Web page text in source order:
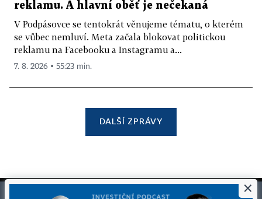
reklamu. A hlavní oběť je nečekaná
V Podpásovce se tentokrát věnujeme tématu, o kterém
se vůbec nemluví. Meta začala blokovat politickou
reklamu na Facebooku a Instagramu a...
7. 8. 2026 ▪ 55:23 min.
DALŠÍ ZPRÁVY
×